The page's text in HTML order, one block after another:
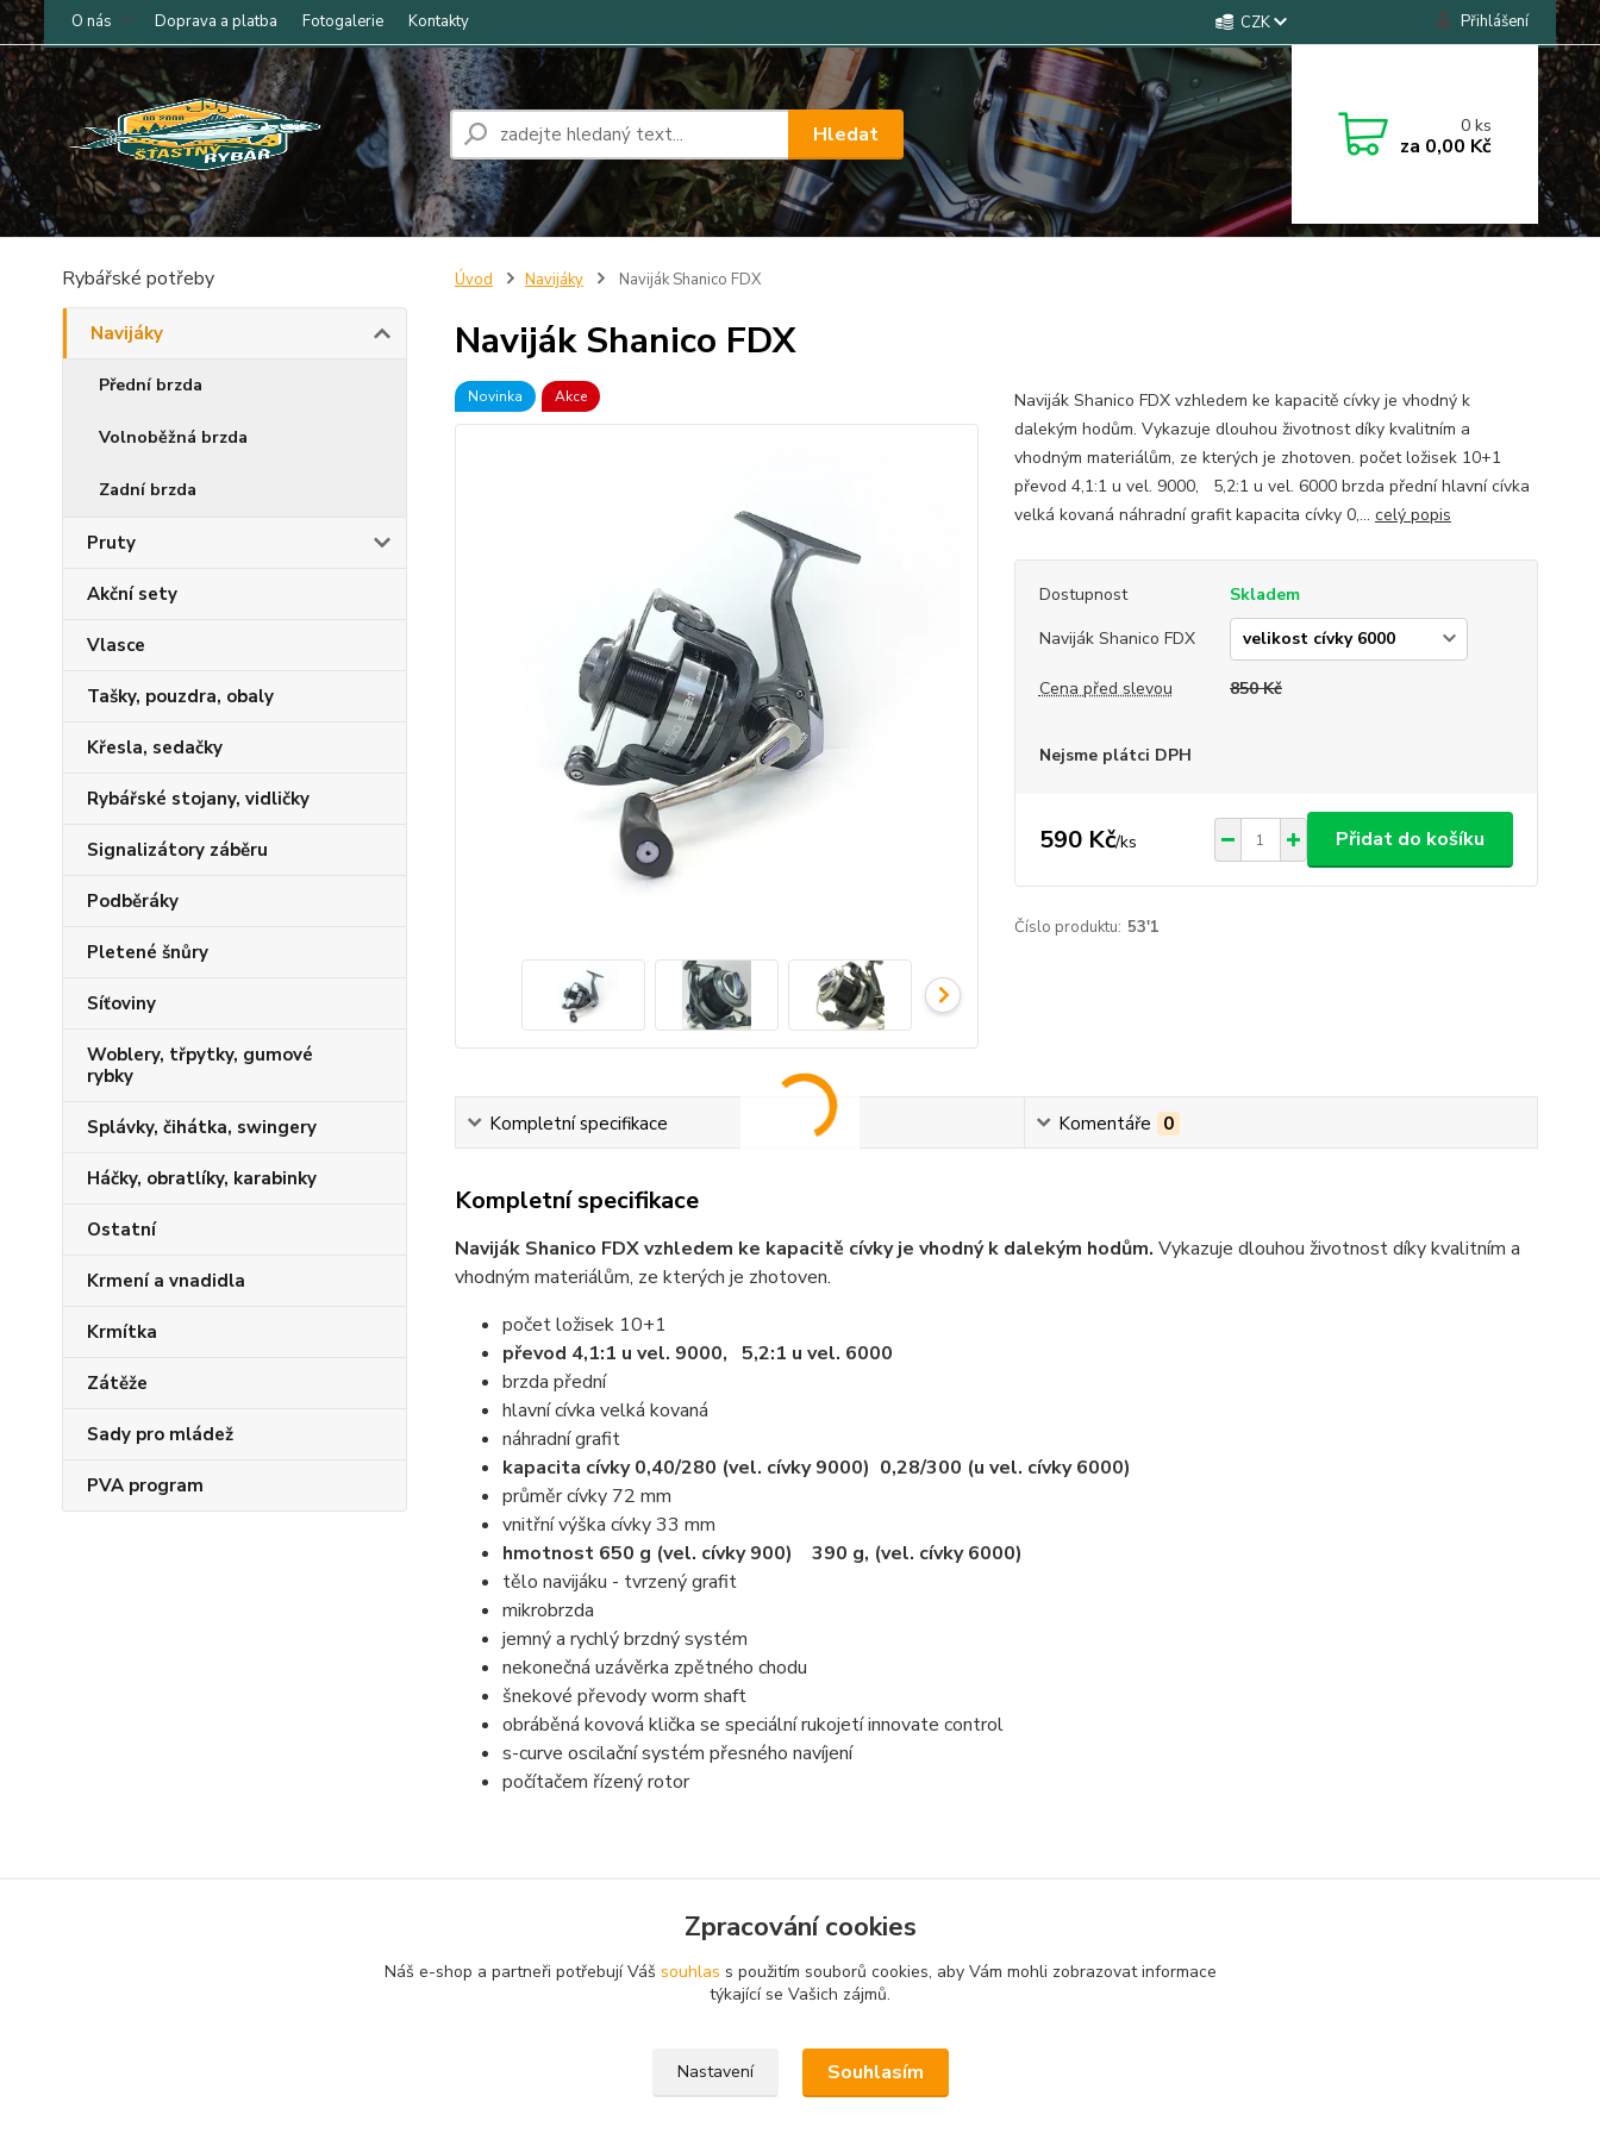
O nás Doprava a platba Fotogalerie Kontakty CZK Přihlášení
Hledat 0ks
za 0,00 Kč
Rybářské potřeby
Navijáky
Přední brzda
Volnoběžná brzda
Zadní brzda
Pruty
Akční sety
Vlasce
Tašky, pouzdra, obaly
Křesla, sedačky
Rybářské stojany, vidličky
Signalizátory záběru
Podběráky
Pletené šnůry
Síťoviny
Woblery, třpytky, gumové
rybky
Splávky, čihátka, swingery
Háčky, obratlíky, karabinky
Ostatní
Krmení a vnadidla
Krmítka
Zátěže
Sady pro mládež
PVA program
Úvod Navijáky Naviják Shanico FDX
Naviják Shanico FDX
Novinka Akce
Naviják Shanico FDX vzhledem ke kapacitě cívky je vhodný k
dalekým hodům. Vykazuje dlouhou životnost díky kvalitním a
vhodným materiálům, ze kterých je zhotoven. počet ložisek 10+1
převod 4,1:1 u vel. 9000, 5,2:1 u vel. 6000 brzda přední hlavní cívka
velká kovaná náhradní grafit kapacita cívky 0,... celý popis
Dostupnost
Skladem
Naviják Shanico FDX
Cena před slevou 850 Kč
Nejsme plátci DPH
590 Kč/ks Přidat do košíku
Číslo produktu: 53'1
Kompletní specifikace Komentáře 0
Kompletní specifikace
Naviják Shanico FDX vzhledem ke kapacitě cívky je vhodný k dalekým hodům. Vykazuje dlouhou životnost díky kvalitním a
vhodným materiálům, ze kterých je zhotoven.
počet ložisek 10+1
převod 4,1:1 u vel. 9000, 5,2:1 u vel. 6000
brzda přední
hlavní cívka velká kovaná
náhradní grafit
kapacita cívky 0,40/280 (vel. cívky 9000) 0,28/300 (u vel. cívky 6000)
průměr cívky 72 mm
vnitřní výška cívky 33 mm
hmotnost 650 g (vel. cívky 900) 390 g, (vel. cívky 6000)
tělo navijáku - tvrzený grafit
mikrobrzda
jemný a rychlý brzdný systém
nekonečná uzávěrka zpětného chodu
šnekové převody worm shaft
obráběná kovová klička se speciální rukojetí innovate control
s-curve oscilační systém přesného navíjení
počítačem řízený rotor
Zboží zařazeno v kategoriích
Přední brzda
Zpracování cookies
Náš e-shop a partneři potřebují Váš souhlas s použitím souborů cookies, aby Vám mohli zobrazovat informace
týkající se Vašich zájmů.
Nastavení Souhlasím